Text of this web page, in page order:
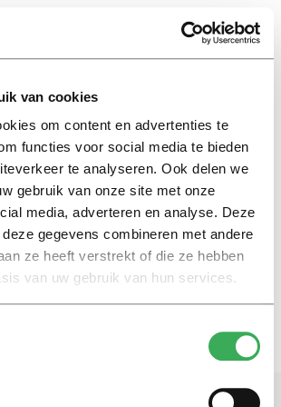
van cookies
om content en advertenties te
functies voor social media te bieden
te analyseren. Ook delen we
gebruik van onze site met onze
media, adverteren en analyse. Deze
gegevens combineren met andere
ze heeft verstrekt of die ze hebben
van uw gebruik van hun services.
EN
Nieuws
Website helpt studenten met
psychische problemen
20 oktober 2017